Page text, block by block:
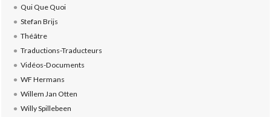
Qui Que Quoi
Stefan Brijs
Théâtre
Traductions-Traducteurs
Vidéos-Documents
WF Hermans
Willem Jan Otten
Willy Spillebeen